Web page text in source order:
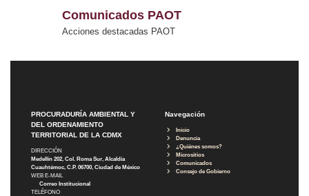
Comunicados PAOT
Acciones destacadas PAOT
PROCURADURÍA AMBIENTAL Y
DEL ORDENAMIENTO
TERRITORIAL DE LA CDMX
DIRECCIÓN
Medellín 202, Col. Roma Sur, Alcaldía
Cuauhtémoc, C.P. 06700, Ciudad de México
WEB E-MAIL
Correo Institucional
TELÉFONO
Navegación
Inicio
Denuncia
¿Quiénes somos?
Micrositios
Comunicados
Consejo de Gobierno